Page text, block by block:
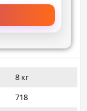
8 кг
718